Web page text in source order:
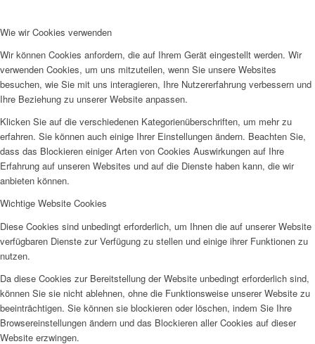
AHOI II
PKD
Wie wir Cookies verwenden
Wir können Cookies anfordern, die auf Ihrem Gerät eingestellt werden. Wir
verwenden Cookies, um uns mitzuteilen, wenn Sie unsere Websites
besuchen, wie Sie mit uns interagieren, Ihre Nutzererfahrung verbessern und
Ihre Beziehung zu unserer Website anpassen.
Klicken Sie auf die verschiedenen Kategorienüberschriften, um mehr zu
erfahren. Sie können auch einige Ihrer Einstellungen ändern. Beachten Sie,
dass das Blockieren einiger Arten von Cookies Auswirkungen auf Ihre
Erfahrung auf unseren Websites und auf die Dienste haben kann, die wir
anbieten können.
Wichtige Website Cookies
Diese Cookies sind unbedingt erforderlich, um Ihnen die auf unserer Website
verfügbaren Dienste zur Verfügung zu stellen und einige ihrer Funktionen zu
nutzen.
Da diese Cookies zur Bereitstellung der Website unbedingt erforderlich sind,
können Sie sie nicht ablehnen, ohne die Funktionsweise unserer Website zu
beeinträchtigen. Sie können sie blockieren oder löschen, indem Sie Ihre
Browsereinstellungen ändern und das Blockieren aller Cookies auf dieser
Website erzwingen.